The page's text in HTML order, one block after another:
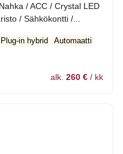
/ ACC / Crystal LED
/ Sähkökontti /...
Plug-in hybrid
Automaatti
alk. 260 € / kk